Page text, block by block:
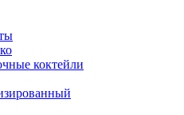
коктейли